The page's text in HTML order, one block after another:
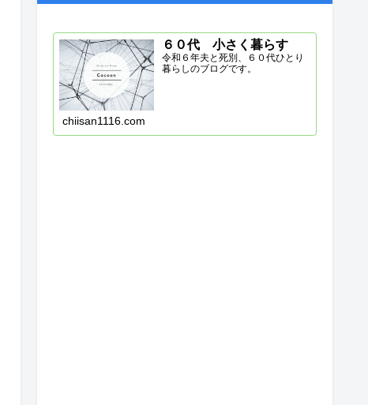
６０代 小さく暮らす
令和６年夫と死別、６０代ひとり
暮らしのブログです。
chiisan1116.com